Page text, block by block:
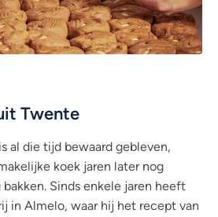
Twente
al die tijd bewaard gebleven,
koek jaren later nog
Sinds enkele jaren heeft
in Almelo, waar hij het recept van